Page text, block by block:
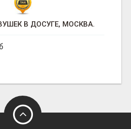
В ДОСУГЕ, МОСКВА.